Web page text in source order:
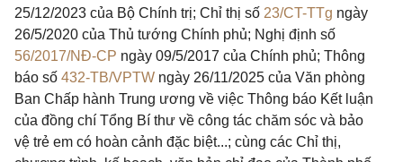
25/12/2023 của Bộ Chính trị; Chỉ thị số 23/CT-TTg ngày
26/5/2020 của Thủ tướng Chính phủ; Nghị định số
56/2017/NĐ-CP ngày 09/5/2017 của Chính phủ; Thông
báo số 432-TB/VPTW ngày 26/11/2025 của Văn phòng
Ban Chấp hành Trung ương về việc Thông báo Kết luận
của đồng chí Tổng Bí thư về công tác chăm sóc và bảo
vệ trẻ em có hoàn cảnh đặc biệt...; cùng các Chỉ thị,